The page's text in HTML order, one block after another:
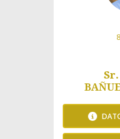
Sr.